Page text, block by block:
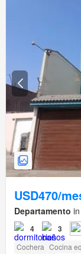
USD470/
Departamento
4 3
Cochera Cocina